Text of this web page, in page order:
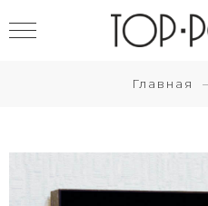
Главная